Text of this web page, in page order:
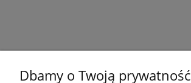
Dbamy o Twoją prywatność